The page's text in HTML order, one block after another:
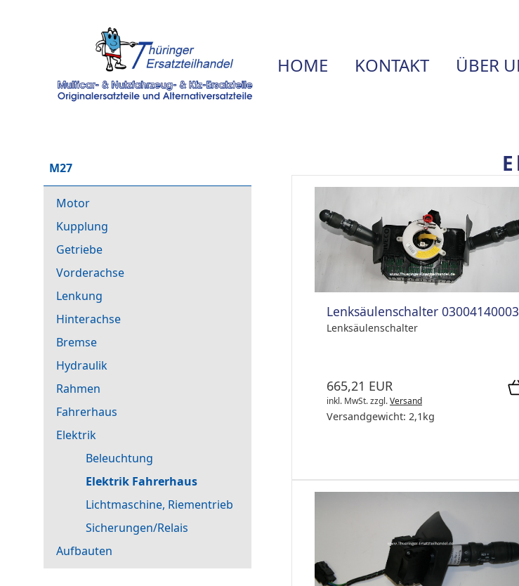
HOME KONTAKT ÜBER
M27
Motor
Kupplung
Getriebe
Vorderachse
Lenkung
Hinterachse
Bremse
Hydraulik
Rahmen
Fahrerhaus
Elektrik
Beleuchtung
Elektrik Fahrerhaus
Lichtmaschine, Riementrieb
Sicherungen/Relais
Aufbauten
Lenksäulenschalter 03004140003
Lenksäulenschalter
665,21 EUR
inkl. MwSt.zzgl.Versand
Versandgewicht: 2,1 kg